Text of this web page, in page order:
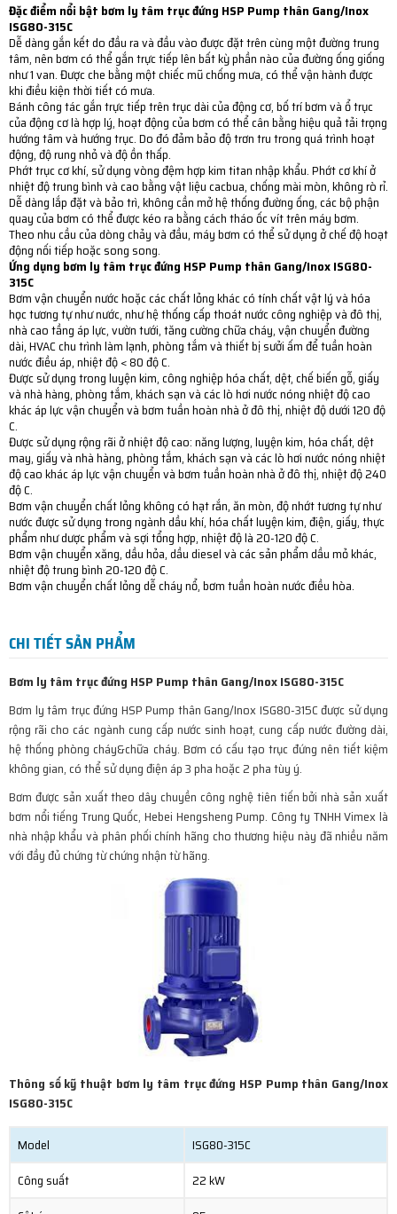
Đặc điểm nổi bật bơm ly tâm trục đứng HSP Pump thân Gang/Inox
ISG80-315C
Dễ dàng gắn kết do đầu ra và đầu vào được đặt trên cùng một đường trung
tâm, nên bơm có thể gắn trực tiếp lên bất kỳ phần nào của đường ống giống
như 1 van. Được che bằng một chiếc mũ chống mưa, có thể vận hành được
khi điều kiện thời tiết có mưa.
Bánh công tác gắn trực tiếp trên trục dài của động cơ, bố trí bơm và ổ trục
của động cơ là hợp lý, hoạt động của bơm có thể cân bằng hiệu quả tải trọng
hướng tâm và hướng trục. Do đó đảm bảo độ trơn tru trong quá trình hoạt
động, độ rung nhỏ và độ ồn thấp.
Phớt trục cơ khí, sử dụng vòng đệm hợp kim titan nhập khẩu. Phớt cơ khí ở
nhiệt độ trung bình và cao bằng vật liệu cacbua, chống mài mòn, không rò rỉ.
Dễ dàng lắp đặt và bảo trì, không cần mở hệ thống đường ống, các bộ phận
quay của bơm có thể được kéo ra bằng cách tháo ốc vít trên máy bơm.
Theo nhu cầu của dòng chảy và đầu, máy bơm có thể sử dụng ở chế độ hoạt
động nối tiếp hoặc song song.
Ứng dụng bơm ly tâm trục đứng HSP Pump thân Gang/Inox ISG80-
315C
Bơm vận chuyển nước hoặc các chất lỏng khác có tính chất vật lý và hóa
học tương tự như nước, như hệ thống cấp thoát nước công nghiệp và đô thị,
nhà cao tầng áp lực, vườn tưới, tăng cường chữa cháy, vận chuyển đường
dài, HVAC chu trình làm lạnh, phòng tắm và thiết bị sưởi ấm để tuần hoàn
nước điều áp, nhiệt độ < 80 độ C.
Được sử dụng trong luyện kim, công nghiệp hóa chất, dệt, chế biến gỗ, giấy
và nhà hàng, phòng tắm, khách sạn và các lò hơi nước nóng nhiệt độ cao
khác áp lực vận chuyển và bơm tuần hoàn nhà ở đô thị, nhiệt độ dưới 120 độ
C.
Được sử dụng rộng rãi ở nhiệt độ cao: năng lượng, luyện kim, hóa chất, dệt
may, giấy và nhà hàng, phòng tắm, khách sạn và các lò hơi nước nóng nhiệt
độ cao khác áp lực vận chuyển và bơm tuần hoàn nhà ở đô thị, nhiệt độ 240
độ C.
Bơm vận chuyển chất lỏng không có hạt rắn, ăn mòn, độ nhớt tương tự như
nước được sử dụng trong ngành dầu khí, hóa chất luyện kim, điện, giấy, thực
phẩm như dược phẩm và sợi tổng hợp, nhiệt độ là 20-120 độ C.
Bơm vận chuyển xăng, dầu hỏa, dầu diesel và các sản phẩm dầu mỏ khác,
nhiệt độ trung bình 20-120 độ C.
Bơm vận chuyển chất lỏng dễ cháy nổ, bơm tuần hoàn nước điều hòa.
CHI TIẾT SẢN PHẨM
Bơm ly tâm trục đứng HSP Pump thân Gang/Inox ISG80-315C
Bơm ly tâm trục đứng HSP Pump thân Gang/Inox ISG80-315C được sử dụng
rộng rãi cho các ngành cung cấp nước sinh hoạt, cung cấp nước đường dài,
hệ thống phòng cháy&chữa cháy. Bơm có cấu tạo trục đứng nên tiết kiệm
không gian, có thể sử dụng điện áp 3 pha hoặc 2 pha tùy ý.
Bơm được sản xuất theo dây chuyền công nghệ tiên tiến bởi nhà sản xuất
bơm nổi tiếng Trung Quốc, Hebei Hengsheng Pump. Công ty TNHH Vimex là
nhà nhập khẩu và phân phối chính hãng cho thương hiệu này đã nhiều năm
với đầy đủ chứng từ chứng nhận từ hãng.
Thông số kỹ thuật bơm ly tâm trục đứng HSP Pump thân Gang/Inox
ISG80-315C
Model
ISG80-315C
Công suất
22 kW